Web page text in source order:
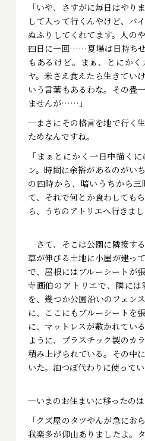
「いや、さすがに毎日はやり
して入って行くんやけど、バ
ぬふりしてくれてます。人の
四日に一回……夏場は日持ち
もあるけど。まぁ、とにか
ヤ。米さえ食えたら生きてい
いう言葉もあるわな。その畳
ませんが……」
─まさにその格言を地で行く
ためなんですね。
「まぁとにかく一日中描く
ン。時間に余裕があるのがい
の四時から、暗いうちから
て、それで何とか食わして
ら、うちのアトリエへ行きまし
さて、そこは公園に隣接す
草が伸びる土地に小屋が建っ
で、屋根にはブルーシートが
寺画伯のアトリエで、隣に
を、幾つか公園沿いのフェン
に、ここにもブルーシートを
に、マットレスが敷かれてい
ように、プラスチック製のカ
積み上げられている。その中
いた。油つぼ代わりに使ってい
─いまのお住まいに移ったのは
「クズ屋のタツやんが急にお
我楽多が仰山ありましたよ。